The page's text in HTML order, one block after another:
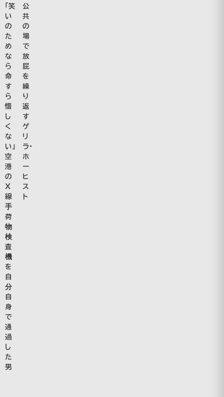
「笑
い
の
た
め
な
ら
命
す
ら
惜
し
く
な
い」
空
港
の
Ｘ
線
手
荷
物
検
査
機
を
自
分
自
身
で
通
過
し
た
男
公
共
の
場
で
放
屁
を
繰
り
返
す
ゲ
リ
ラ・
ホ
ー
ヒ
ス
ト